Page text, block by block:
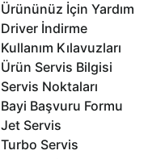
Ürününüz İçin Yardım
Driver İndirme
Kullanım Kılavuzları
Ürün Servis Bilgisi
Servis Noktaları
Bayi Başvuru Formu
Jet Servis
Turbo Servis